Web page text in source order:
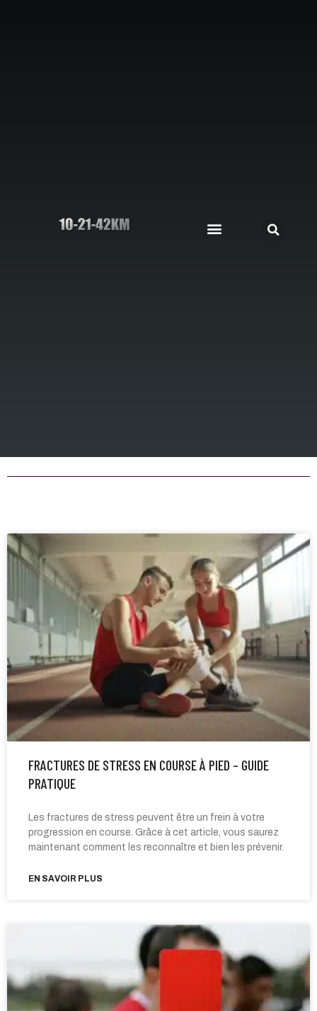
FRACTURES DE STRESS EN COURSE À PIED – GUIDE
PRATIQUE
Les fractures de stress peuvent être un frein à votre
progression en course. Grâce à cet article, vous saurez
maintenant comment les reconnaître et bien les prévenir.
EN SAVOIR PLUS